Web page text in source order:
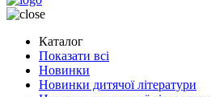
Каталог
Показати всі
Новинки
Новинки дитячої літератури